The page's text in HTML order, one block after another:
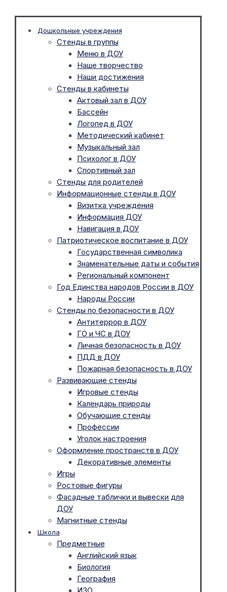
Дошкольные учреждения
Стенды в группы
Меню в ДОУ
Наше творчество
Наши достижения
Стенды в кабинеты
Актовый зал в ДОУ
Бассейн
Логопед в ДОУ
Методический кабинет
Музыкальный зал
Психолог в ДОУ
Спортивный зал
Стенды для родителей
Информационные стенды в ДОУ
Визитка учреждения
Информация ДОУ
Навигация в ДОУ
Патриотическое воспитание в ДОУ
Государственная символика
Знаменательные даты и события
Региональный компонент
Год Единства народов России в ДОУ
Народы России
Стенды по безопасности в ДОУ
Антитеррор в ДОУ
ГО и ЧС в ДОУ
Личная безопасность в ДОУ
ПДД в ДОУ
Пожарная безопасность в ДОУ
Развивающие стенды
Игровые стенды
Календарь природы
Обучающие стенды
Профессии
Уголок настроения
Оформление пространств в ДОУ
Декоративные элементы
Игры
Ростовые фигуры
Фасадные таблички и вывески для
ДОУ
Магнитные стенды
Школа
Предметные
Английский язык
Биология
География